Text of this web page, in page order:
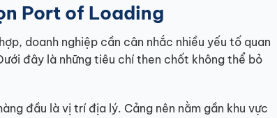
Port of Loading
doanh nghiệp cần cân nhắc nhiều yếu tố quan
đây là những tiêu chí then chốt không thể bỏ
đầu là vị trí địa lý. Cảng nên nằm gần khu vực